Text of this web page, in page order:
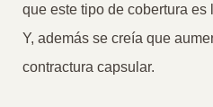
que este tipo de cobertura
Y, además se creía que
contractura capsular.